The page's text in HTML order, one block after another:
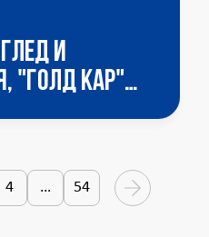
и
"ГОЛД КАР"
Дианабад,
4 … page
54